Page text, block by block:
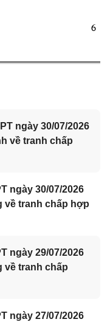
6
ngày 30/07/2026
về tranh chấp
ngày 30/07/2026
về tranh chấp hợp
ngày 29/07/2026
về tranh chấp
ngày 27/07/2026